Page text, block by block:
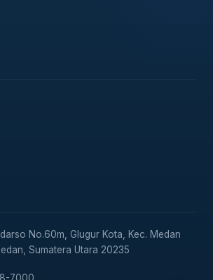
No.60m, Glugur Kota, Kec. Medan
Sumatera Utara 20235